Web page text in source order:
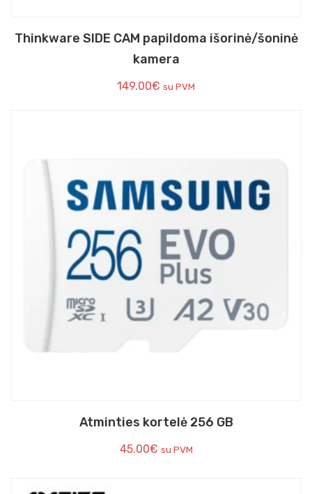
Thinkware SIDE CAM papildoma išorinė/šoninė
kamera
149.00€ su PVM
Atminties kortelė 256 GB
45.00€ su PVM